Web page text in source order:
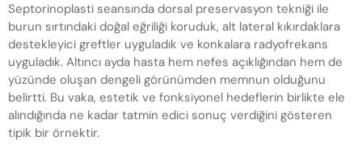
Septorinoplasti seansında dorsal preservasyon tekniği ile
burun sırtındaki doğal eğriliği koruduk, alt lateral kıkırdaklara
destekleyici greftler uyguladık ve konkalara radyofrekans
uyguladık. Altıncı ayda hasta hem nefes açıklığından hem de
yüzünde oluşan dengeli görünümden memnun olduğunu
belirtti. Bu vaka, estetik ve fonksiyonel hedeflerin birlikte ele
alındığında ne kadar tatmin edici sonuç verdiğini gösteren
tipik bir örnektir.